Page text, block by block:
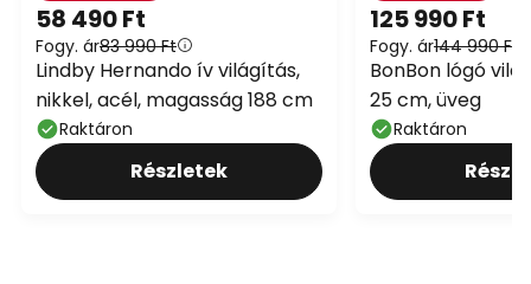
58 490 Ft
Fogy. ár83 990 Ft
Lindby Hernando ív világítás,
nikkel, acél, magasság 188 cm
Raktáron
Részletek
125 990 Ft
Fogy. ár144 990 Ft
BonBon lógó
25 cm, üveg
Raktáron